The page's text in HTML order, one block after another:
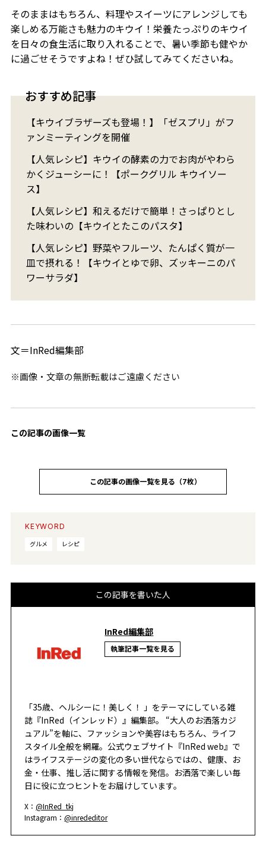
そのままはもちろん、料理やスイーツにアレンジしても
楽しめる万能さも魅力のキウイ！栄養たっぷりのキウイ
を日々の食生活に取り入れることで、暑い季節も健やか
に過ごせそうですよね！ぜひ試してみてくださいね。
おすすめ記事
【キウイブラザーズも登場！】「ゼスプリ」がフ
ァンミーティングを開催
【人気レシピ】キウイの酵素の力でお肉がやわら
かくジューシーに！【ポークグリル キウイソー
ス】
【人気レシピ】和えるだけで簡単！さっぱりとし
た味わいの【キウイとたこのパスタ】
【人気レシピ】野菜やフルーツ、たんぱく質が一
皿で摂れる！【キウイとゆで卵、ズッキーニのパ
ワーサラダ】
文＝InRed編集部
※画像・文章の無断転載はご遠慮ください
この記事の画像一覧
この記事の画像一覧を見る（7枚）
KEYWORD
グルメ
レシピ
この記事を書いた人
InRed編集部
執筆記事一覧を見る
「35歳、ヘルシーに！美しく！ 」をテーマにしている雑
誌『InRed（インレッド）』編集部。 “大人のお洒落カジ
ュアル”を軸に、ファッションや美容はもちろん、ライフ
スタイル全般を網羅。公式ウェブサイト『InRed web』で
はライフステージの変化の多い世代ならではの、健康、お
金・仕事、推し活に関する情報を発信。お洒落で楽しい毎
日に役に立つヒントをお届けしています。
X：@InRed_tkj
Instagram：@inrededitor